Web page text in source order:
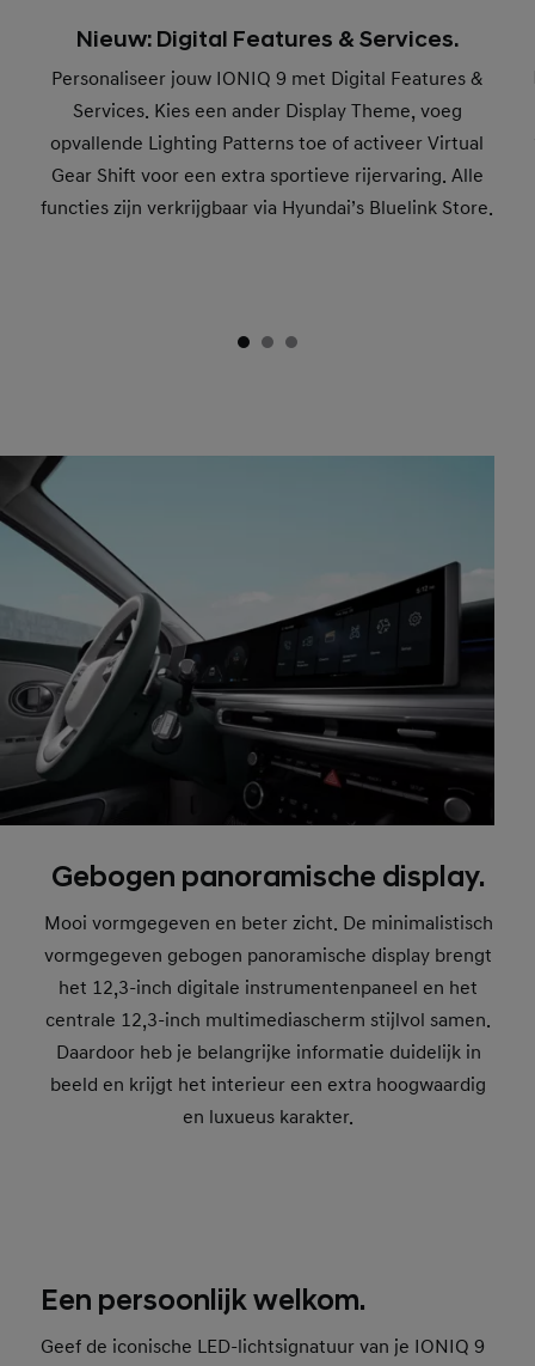
Nieuw: Digital Features & Services.
Personaliseer jouw IONIQ 9 met Digital Features &
Services. Kies een ander Display Theme, voeg
opvallende Lighting Patterns toe of activeer Virtual
Gear Shift voor een extra sportieve rijervaring. Alle
functies zijn verkrijgbaar via Hyundai’s Bluelink Store.
Gebogen panoramische display.
Mooi vormgegeven en beter zicht. De minimalistisch
vormgegeven gebogen panoramische display brengt
het 12,3-inch digitale instrumentenpaneel en het
centrale 12,3-inch multimediascherm stijlvol samen.
Daardoor heb je belangrijke informatie duidelijk in
beeld en krijgt het interieur een extra hoogwaardig
en luxueus karakter.
Een persoonlijk welkom.
Geef de iconische LED-lichtsignatuur van je IONIQ 9